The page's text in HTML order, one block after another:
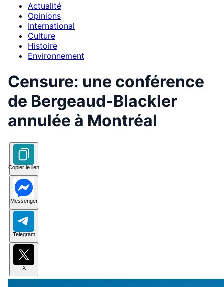
Actualité
Opinions
International
Culture
Histoire
Environnement
Censure: une conférence
de Bergeaud-Blackler
annulée à Montréal
Copier le lien
Messenger
Telegram
X